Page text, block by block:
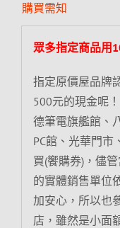
購買需知
眾多指定商品用
指定原價屋品牌
500元的現金呢
德筆電旗艦館、
PC館、光華門
買(饗購券)，儘
的實體銷售單位
加安心，所以也
店，雖然是小面